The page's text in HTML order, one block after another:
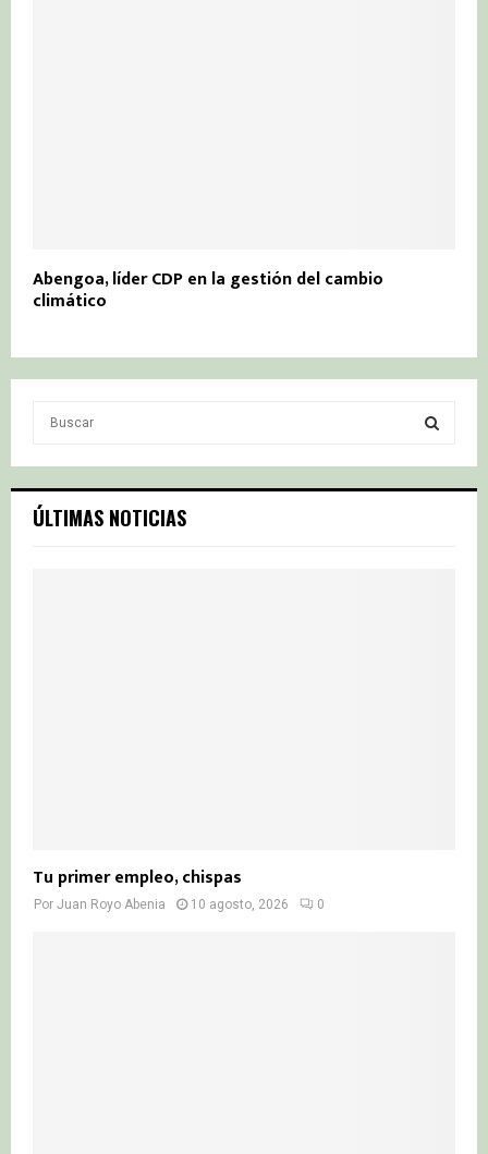
Abengoa, líder CDP en la gestión del cambio
climático
c
h
S
ÚLTIMAS NOTICIAS
Tu primer empleo, chispas
Por Juan Royo Abenia 10 agosto, 2026 0